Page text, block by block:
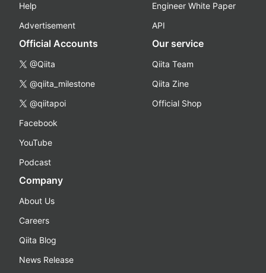
Help
Advertisement
Engineer White Paper
API
Official Accounts
@Qiita
@qiita_milestone
@qiitapoi
Facebook
YouTube
Podcast
Our service
Qiita Team
Qiita Zine
Official Shop
Company
About Us
Careers
Qiita Blog
News Release